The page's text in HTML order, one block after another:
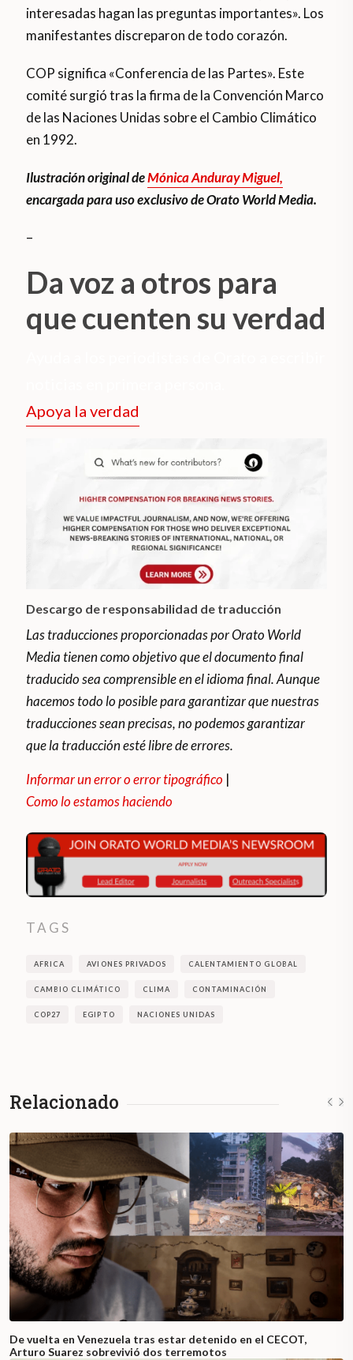
interesadas hagan las preguntas importantes». Los
manifestantes discreparon de todo corazón.
COP significa «Conferencia de las Partes». Este
comité surgió tras la firma de la Convención Marco
de las Naciones Unidas sobre el Cambio Climático
en 1992.
Ilustración original deMónica Anduray Miguel,
encargada para uso exclusivo de Orato World Media.
–
Da voz a otros para
que cuenten su verdad
Apoya la verdad
Descargo de responsabilidad de traducción
Las traducciones proporcionadas por Orato World
Media tienen como objetivo que el documento final
traducido sea comprensible en el idioma final. Aunque
hacemos todo lo posible para garantizar que nuestras
traducciones sean precisas, no podemos garantizar
que la traducción esté libre de errores.
Informar un error o error tipográfico |
Como lo estamos haciendo
TAGS
AFRICA AVIONES PRIVADOS CALENTAMIENTO GLOBAL
CAMBIO CLIMÁTICO CLIMA CONTAMINACIÓN
COP27 EGIPTO NACIONES UNIDAS
Relacionado
De vuelta en Venezuela tras estar detenido en el CECOT,
Arturo Suarez sobrevivió dos terremotos